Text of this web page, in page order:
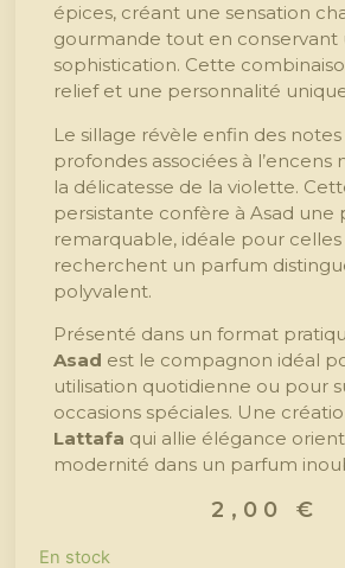
épices, créant une sensation
gourmande tout en conservant
sophistication. Cette
relief et une personnalité
Le sillage révèle enfin des
profondes associées à l’encens
la délicatesse de la violette.
persistante confère à Asad une
remarquable, idéale pour
recherchent un parfum
polyvalent.
Présenté dans un format
Asad est le compagnon idéal
utilisation quotidienne ou pour
occasions spéciales. Une
Lattafa qui allie élégance
modernité dans un parfum
2,00€
En stock